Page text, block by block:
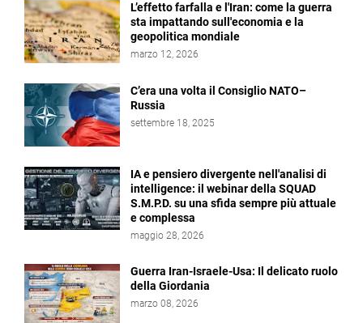
L’effetto farfalla e l'Iran: come la guerra
sta impattando sull'economia e la
geopolitica mondiale
marzo 12, 2026
C’era una volta il Consiglio NATO–
Russia
settembre 18, 2025
IA e pensiero divergente nell'analisi di
intelligence: il webinar della SQUAD
S.M.P.D. su una sfida sempre più attuale
e complessa
maggio 28, 2026
Guerra Iran-Israele-Usa: Il delicato ruolo
della Giordania
marzo 08, 2026